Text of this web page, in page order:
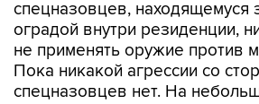
не применять оружие против
Пока никакой агрессии со
спецназовцев нет. На
перед резиденцией в эти часы
несколько сот человек, но на